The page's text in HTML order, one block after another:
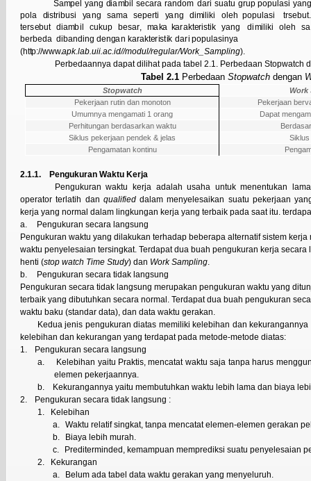
Sampe yang diambi lsecara random dari suatu grup popu asi ya
po a distribusi yang sama seperti yang dimiliki oleh popu asi trsebut.
tersebut diambi cukup besar, maka karakteristik yang dimiliki o leh sa
berbeda dibanding dengan karakteristik dari popu lasinya
(http://www.apk.lab.uii.ac.id//modul/regular/Work_Sampling).
Perbedaannya dapat dilihat pada tabel 2.1. Perbedaan Stopwatch
Tabel 2.1 Perbedaan Stopwatch dengan
Stopwatch
Work
Pekerjaan rutin dan monoton
Pekerjaan
Umumnya mengamati 1 orang
Dapat
Perhitungan berdasarkan waktu
Siklus pekerjaan pendek & jelas
Siklus
Pengamatan kontinu
2.1.1. Pengukuran Waktu Kerja
Pengukuran waktu kerja adalah usaha untuk menentukan
operator terlatih dan qualifieddalam menyelesaikan suatu pekerjaan
kerja yang normal dalam lingkungan kerja yang terbaik pada saat itu.
a.
Pengukuran secara langsung
Pengukuran waktu yang dilakukan terhadap beberapa alternatif sistem
waktu penyelesaian tersingkat. Terdapat dua buah pengukuran kerja
henti (stop watch Time Study) dan Work Sampling.
b.
Pengukuran secara tidak langsung
Pengukuran secara tidak langsung merupakan pengukuran waktu yang
terbaik yang dibutuhkan secara normal. Terdapat dua buah pengukuran
waktu baku (standar data), dan data waktu gerakan.
Kedua jenis pengukuran diatas memiliki kelebihan dan
kelebihan dan kekurangan yang terdapat pada metode-metode diatas:
1.
Pengukuran secara langsung
a.
Kelebihan yaitu Praktis, mencatat waktu saja tanpa harus
elemen pekerjaannya.
b.
Kekurangannya yaitu membutuhkan waktu lebih lama dan biaya
2.
Pengukuran secara tidak langsung :
1. Kelebihan
a. Waktu relatif singkat, tanpa mencatat elemen-elemen gerakan
b.
Biaya lebih murah.
c.
Prediterminded, kemampuan memprediksi suatu penyelesaian
2. Kekurangan
a.
Belum ada tabel data waktu gerakan yang menyeluruh.